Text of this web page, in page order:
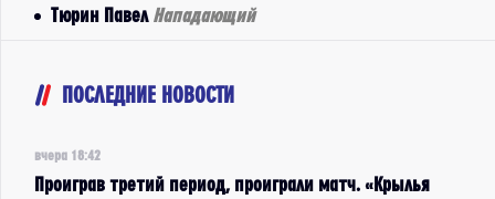
Тюрин Павел Нападающий
ПОСЛЕДНИЕ НОВОСТИ
вчера 18:42
Проиграв третий период, проиграли матч. «Крылья